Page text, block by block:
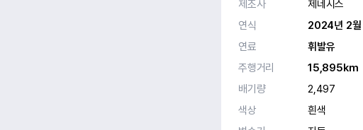
제조사
제네시스
연식
2024년 2월
연료
휘발유
주행거리
15,895km
배기량
2,497
색상
흰색